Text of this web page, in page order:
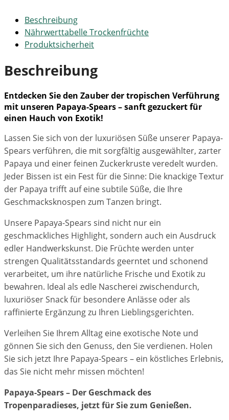
Beschreibung
Nährwerttabelle Trockenfrüchte
Produktsicherheit
Beschreibung
Entdecken Sie den Zauber der tropischen Verführung
mit unseren Papaya-Spears – sanft gezuckert für
einen Hauch von Exotik!
Lassen Sie sich von der luxuriösen Süße unserer Papaya-
Spears verführen, die mit sorgfältig ausgewählter, zarter
Papaya und einer feinen Zuckerkruste veredelt wurden.
Jeder Bissen ist ein Fest für die Sinne: Die knackige Textur
der Papaya trifft auf eine subtile Süße, die Ihre
Geschmacksknospen zum Tanzen bringt.
Unsere Papaya-Spears sind nicht nur ein
geschmackliches Highlight, sondern auch ein Ausdruck
edler Handwerkskunst. Die Früchte werden unter
strengen Qualitätsstandards geerntet und schonend
verarbeitet, um ihre natürliche Frische und Exotik zu
bewahren. Ideal als edle Nascherei zwischendurch,
luxuriöser Snack für besondere Anlässe oder als
raffinierte Ergänzung zu Ihren Lieblingsgerichten.
Verleihen Sie Ihrem Alltag eine exotische Note und
gönnen Sie sich den Genuss, den Sie verdienen. Holen
Sie sich jetzt Ihre Papaya-Spears – ein köstliches Erlebnis,
das Sie nicht mehr missen möchten!
Papaya-Spears – Der Geschmack des
Tropenparadieses, jetzt für Sie zum Genießen.